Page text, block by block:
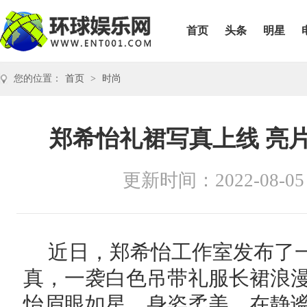
首页 头条 明星
您的位置： 首页 > 时尚
郑希怡礼裙写真上线 亮
更新时间：2022-08-05
近日，郑希怡工作室发布了
真，一袭白色吊带礼服长裙浪